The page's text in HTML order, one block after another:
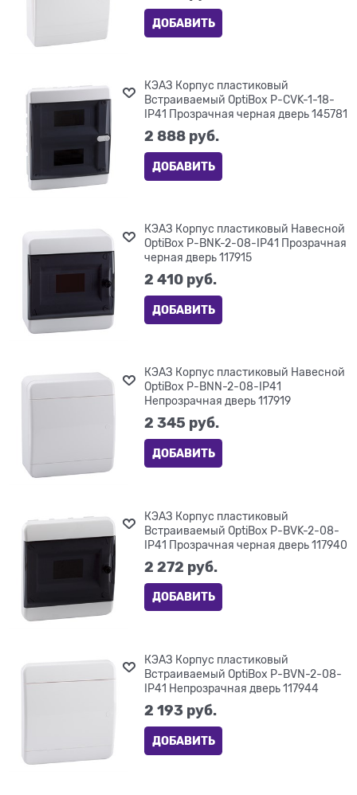
ДОБАВИТЬ
КЭАЗ Корпус пластиковый
Встраиваемый OptiBox P-CVK-1-18-
IP41 Прозрачная черная дверь 145781
2 888 руб.
ДОБАВИТЬ
КЭАЗ Корпус пластиковый Навесной
OptiBox P-BNK-2-08-IP41 Прозрачная
черная дверь 117915
2 410 руб.
ДОБАВИТЬ
КЭАЗ Корпус пластиковый Навесной
OptiBox P-BNN-2-08-IP41
Непрозрачная дверь 117919
2 345 руб.
ДОБАВИТЬ
КЭАЗ Корпус пластиковый
Встраиваемый OptiBox P-BVK-2-08-
IP41 Прозрачная черная дверь 117940
2 272 руб.
ДОБАВИТЬ
КЭАЗ Корпус пластиковый
Встраиваемый OptiBox P-BVN-2-08-
IP41 Непрозрачная дверь 117944
2 193 руб.
ДОБАВИТЬ